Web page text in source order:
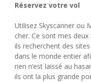
Réservez votre vol
Utilisez Skyscanner ou
cher. Ce sont mes
ils recherchent des
dans le monde entier
rien n’est laissé au
ils ont la plus grande